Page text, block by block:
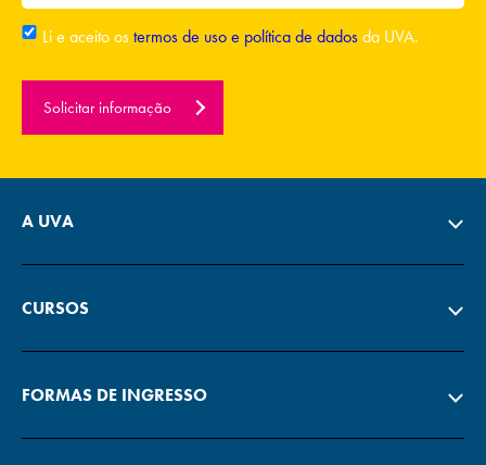
Li e aceito ostermos de uso e política de dadosda UVA.
Solicitar informação
A UVA
CURSOS
FORMAS DE INGRESSO